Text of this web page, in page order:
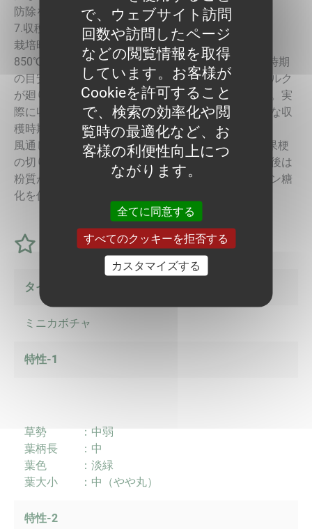
防除を心掛ける。
7.収穫と風乾
栽培時期や天候により異なるが、着果後の積算温度
850℃（約40日）前後で収穫となる。外観での収穫時期
の目安としては、果梗部の周囲全体に立て割れのコルク
が廻り、全体的に果皮の光沢がなくなった頃である。実
際に収穫する際は、果肉色・食味を確認して最終的な収
穫時期を判断する。
風通しの良い涼しい場所で最低7～10日間風乾し、果梗
の切り口や果面のすり傷を乾かす。同時に、収穫直後は
粉質が強く甘味が弱いため、風乾することでデンプン糖
化を促す。
特徴
タイプ
ミニカボチャ
特性-1
草勢 ：中弱
葉柄長 ：中
葉色 ：淡緑
葉大小 ：中（やや丸）
特性-2
で、ウェブサイト訪問
回数や訪問したページ
などの閲覧情報を取得
しています。お客様が
Cookieを許可すること
で、検索の効率化や閲
覧時の最適化など、お
客様の利便性向上につ
ながります。
全てに同意する
すべてのクッキーを拒否する
カスタマイズする